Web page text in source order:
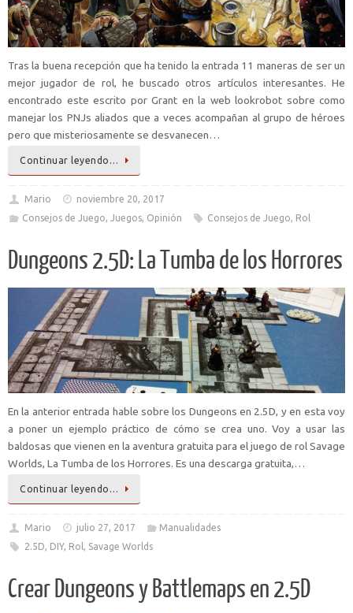
Tras la buena recepción que ha tenido la entrada 11 maneras de ser un
mejor jugador de rol, he buscado otros artículos interesantes. He
encontrado este escrito por Grant en la web lookrobot sobre como
manejar los PNJs aliados que a veces acompañan al grupo de héroes
pero que misteriosamente se desvanecen…
Continuar leyendo…
Mario
noviembre 20, 2017
Consejos de Juego, Juegos, Opinión Consejos de Juego, Rol
Dungeons 2.5D: La Tumba de los Horrores
En la anterior entrada hable sobre los Dungeons en 2.5D, y en esta voy
a poner un ejemplo práctico de cómo se crea uno. Voy a usar las
baldosas que vienen en la aventura gratuita para el juego de rol Savage
Worlds, La Tumba de los Horrores. Es una descarga gratuita,…
Continuar leyendo…
Mario julio 27, 2017
Manualidades
2.5D, DIY, Rol , Savage Worlds
Crear Dungeons y Battlemaps en 2.5D